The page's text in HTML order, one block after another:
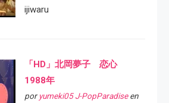
ijiwaru
「HD」北岡夢子 恋心
1988年
por yumeki05 J-PopParadiseen